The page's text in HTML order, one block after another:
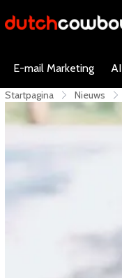
E-mail Marketing AI
Startpagina Nieuws